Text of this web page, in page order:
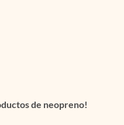
de neopreno!